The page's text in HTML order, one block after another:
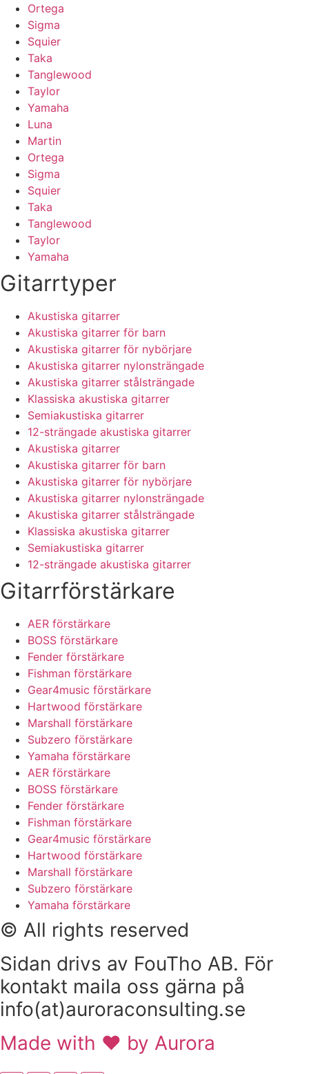
Ortega
Sigma
Squier
Taka
Tanglewood
Taylor
Yamaha
Luna
Martin
Ortega
Sigma
Squier
Taka
Tanglewood
Taylor
Yamaha
Gitarrtyper
Akustiska gitarrer
Akustiska gitarrer för barn
Akustiska gitarrer för nybörjare
Akustiska gitarrer nylonsträngade
Akustiska gitarrer stålsträngade
Klassiska akustiska gitarrer
Semiakustiska gitarrer
12-strängade akustiska gitarrer
Akustiska gitarrer
Akustiska gitarrer för barn
Akustiska gitarrer för nybörjare
Akustiska gitarrer nylonsträngade
Akustiska gitarrer stålsträngade
Klassiska akustiska gitarrer
Semiakustiska gitarrer
12-strängade akustiska gitarrer
Gitarrförstärkare
AER förstärkare
BOSS förstärkare
Fender förstärkare
Fishman förstärkare
Gear4music förstärkare
Hartwood förstärkare
Marshall förstärkare
Subzero förstärkare
Yamaha förstärkare
AER förstärkare
BOSS förstärkare
Fender förstärkare
Fishman förstärkare
Gear4music förstärkare
Hartwood förstärkare
Marshall förstärkare
Subzero förstärkare
Yamaha förstärkare
© All rights reserved
Sidan drivs av FouTho AB. För
kontakt maila oss gärna på
info(at)auroraconsulting.se
Made with ❤ by Aurora